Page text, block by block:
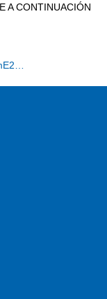
A CONTINUACIÓN